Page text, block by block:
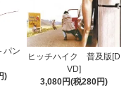
パン
)
ヒッチハイク 普及版[D
VD]
3,080円(税280円)